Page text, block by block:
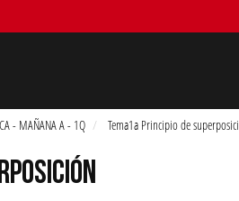
- MAÑANA A - 1Q Tema1a Principio de